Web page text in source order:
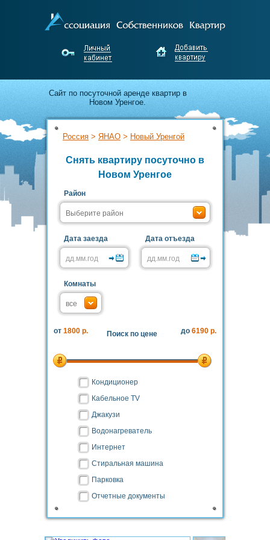
Cайт по посуточной аренде квартир в
Новом Уренгое.
Апартаменты для гостей города от
собственников Нового Уренгоя.
Недорого снимайте и выгодно сдавайте
жильё без посредников!
Россия > ЯНАО > Новый Уренгой
Снять квартиру посуточно в
Новом Уренгое
Район
Дата заезда Дата отъезда
Комнаты
Поиск по цене
от 1800 р. до 6190 р.
Кондиционер
Кабельное TV
Джакузи
Водонагреватель
Интернет
Стиральная машина
Парковка
Отчетные документы